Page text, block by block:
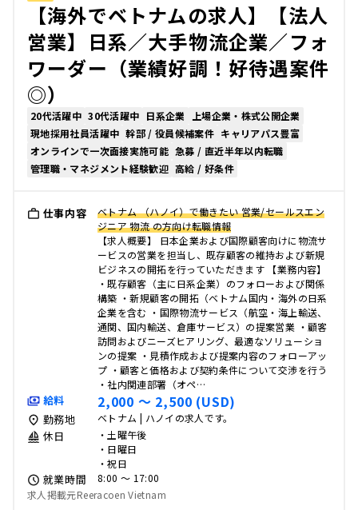
【海外でベトナムの求人】【法人
営業】日系／大手物流企業／フォ
ワーダー（業績好調！好待遇案件
◎）
20代活躍中 30代活躍中 日系企業
上場企業・株式公開企業
現地採用社員活躍中 幹部 / 役員候補案件 キャリアパス豊富
オンラインで一次面接実施可能 急募 / 直近半年以内転職
管理職・マネジメント経験歓迎 高給 / 好条件
仕事内容
ベトナム （ハノイ）で働きたい 営業/セールスエン
ジニア 物流 の方向け転職情報
【求人概要】 日本企業および国際顧客向けに物流サ
ービスの営業を担当し、既存顧客の維持および新規
ビジネスの開拓を行っていただきます 【業務内容】
・既存顧客（主に日系企業）のフォローおよび関係
構築 ・新規顧客の開拓（ベトナム国内・海外の日系
企業を含む ・国際物流サービス（航空・海上輸送、
通関、国内輸送、倉庫サービス）の提案営業 ・顧客
訪問およびニーズヒアリング、最適なソリューショ
ンの提案 ・見積作成および提案内容のフォローアッ
プ ・顧客と価格および契約条件について交渉を行う
・社内関連部署（オペ…
給料 2,000 〜 2,500 (USD)
勤務地 ベトナム | ハノイの求人です。
休日
・土曜午後
・日曜日
・祝日
就業時間
8:00 〜 17:00
求人掲載元Reeracoen Vietnam